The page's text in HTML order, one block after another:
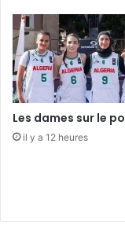
Les dames sur le
il y a 12 heures